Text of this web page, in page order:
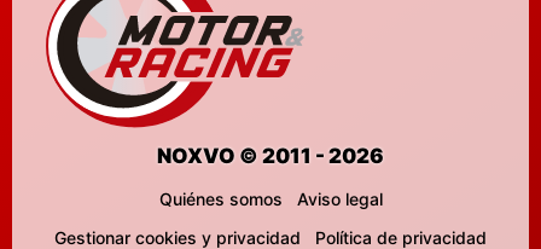
NOXVO © 2011 - 2026
Quiénes somos
Aviso legal
Gestionar cookies y privacidad
Política de privacidad